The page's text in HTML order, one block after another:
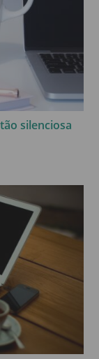
silenciosa